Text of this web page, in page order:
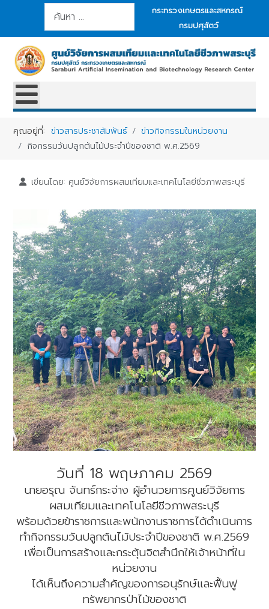
การค้นหา
กระทรวงเกษตรและสหกรณ์
กรมปศุสัตว์
คุณอยู่ที่:ข่าวสารประชาสัมพันธ์
ข่าวกิจกรรมในหน่วยงาน
กิจกรรมวันปลูกต้นไม้ประจำปีของชาติ พ.ศ.2569
เขียนโดย: ศูนย์วิจัยการผสมเทียมและเทคโนโลยีชีวภาพสระบุรี
วันที่ 18 พฤษภาคม 2569
นายอรุณ จันทร์กระจ่าง ผู้อำนวยการศูนย์วิจัยการ
ผสมเทียมและเทคโนโลยีชีวภาพสระบุรี
พร้อมด้วยข้าราชการและพนักงานราชการได้ดำเนินการ
ทำกิจกรรมวันปลูกต้นไม้ประจำปีของชาติ พ.ศ.2569
เพื่อเป็นการสร้างและกระตุ้นจิตสำนึกให้เจ้าหน้าที่ใน
หน่วยงาน
ได้เห็นถึงความสำคัญของการอนุรักษ์และฟื้นฟู
ทรัพยากรป่าไม้ของชาติ